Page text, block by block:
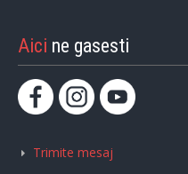
Aici ne gasesti
Trimite mesaj